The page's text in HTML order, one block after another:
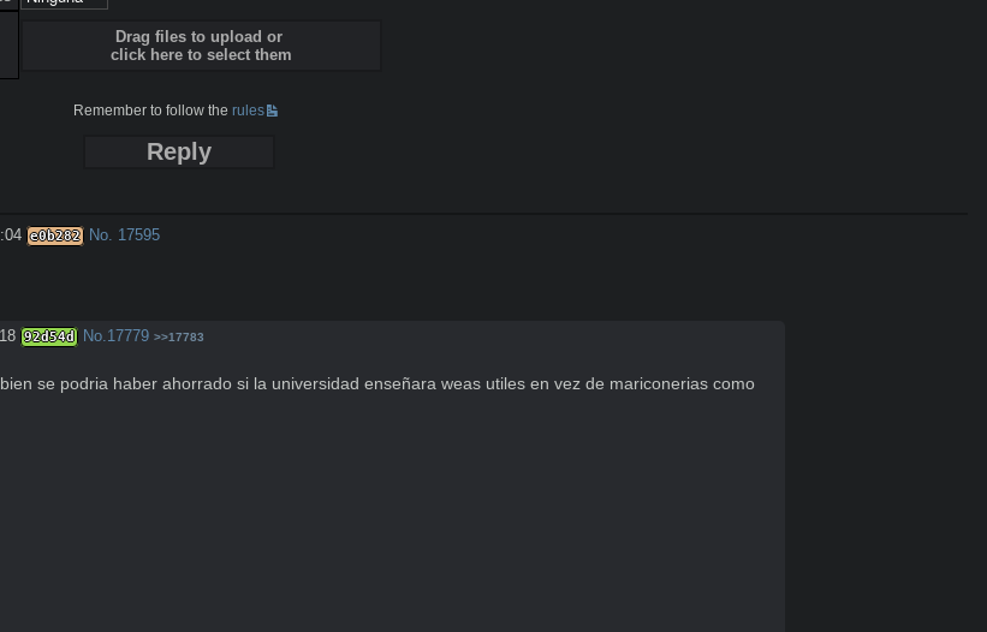
Drag files to upload or
click here to select them
Remember to follow therules
Reply
e0b282 No. 17595
92d54d No. 17779 >>17783
se podria haber ahorrado si la universidad enseñara weas utiles en vez de mariconerias como